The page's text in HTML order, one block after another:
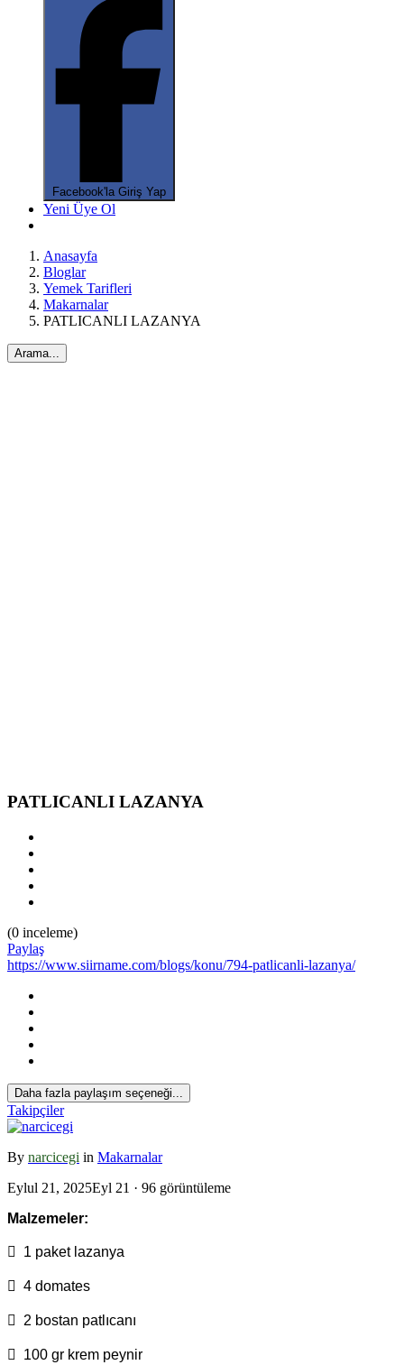
Facebook'la Giriş Yap
Yeni Üye Ol
Anasayfa
Bloglar
Yemek Tarifleri
Makarnalar
PATLICANLI LAZANYA
Arama...
PATLICANLI LAZANYA
(0 inceleme)
Paylaş
https://www.siirname.com/blogs/konu/794-patlicanli-lazanya/
Daha fazla paylaşım seçeneği...
Takipçiler
By narcicegi in Makarnalar
Eylul 21, 2025Eyl 21 · 96 görüntüleme
Malzemeler:
 1 paket lazanya
 4 domates
 2 bostan patlıcanı
 100 gr krem peynir